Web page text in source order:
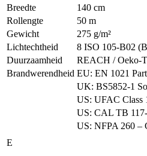
Breedte
140 cm
Rollengte
50 m
Gewicht
275 g/m²
Lichtechtheid
8 ISO 105-B02
Duurzaamheid
REACH / Oeko-
Brandwerendheid EU: EN 1021 Part
UK: BS5852-1
US: UFAC Class
US: CAL TB
US: NFPA 260 –
E